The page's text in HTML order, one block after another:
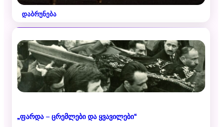
დაბრუნება
„ფარდა – ცრემლები და ყვავილები“